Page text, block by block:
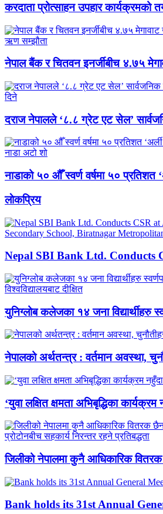
करदाता प्रोत्साहन उपहार कार्यक्रमको
नेपाल बैंक र चितवन इनर्जीबीच ४.७५
दराज नेपालले ‘८.८ ग्रेट एट सेल’
नाडाको ५० औँ स्वर्ण वर्षमा ५० प्रतिशत
लाेकप्रिय
Nepal SBI Bank Ltd. Conducts
युनिग्लोब कलेजका १४ जना विद्यार्थीहरु
नेपालको अर्थतन्त्र : वर्तमान अवस्था,
‘युवा लक्षित क्षमता अभिबृद्धिका
जिलीको नेपालमा कुनै आधिकारिक
Bank holds its 31st Annual